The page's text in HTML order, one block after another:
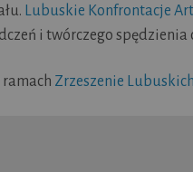
Lubuskie Konfrontacje
i twórczego spędzienia
ramach Zrzeszenie